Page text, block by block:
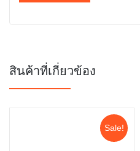
สินค้าที่เกี่ยวข้อง
Sale!